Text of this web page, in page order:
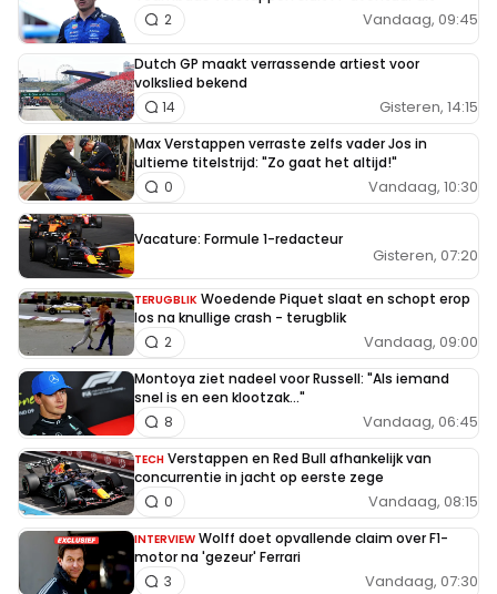
Vandaag, 09:45
2
Dutch GP maakt verrassende artiest voor
volkslied bekend
Gisteren, 14:15
14
Max Verstappen verraste zelfs vader Jos in
ultieme titelstrijd: "Zo gaat het altijd!"
Vandaag, 10:30
0
Vacature: Formule 1-redacteur
Gisteren, 07:20
TERUGBLIK Woedende Piquet slaat en schopt erop
los na knullige crash - terugblik
Vandaag, 09:00
2
Montoya ziet nadeel voor Russell: "Als iemand
snel is en een klootzak..."
Vandaag, 06:45
8
TECH Verstappen en Red Bull afhankelijk van
concurrentie in jacht op eerste zege
Vandaag, 08:15
0
INTERVIEW Wolff doet opvallende claim over F1-
motor na 'gezeur' Ferrari
Vandaag, 07:30
3